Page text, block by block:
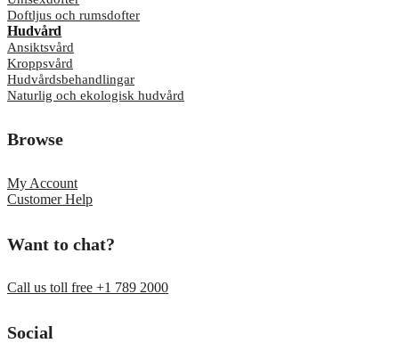
Doftljus och rumsdofter
Hudvård
Ansiktsvård
Kroppsvård
Hudvårdsbehandlingar
Naturlig och ekologisk hudvård
Browse
My Account
Customer Help
Want to chat?
Call us toll free +1 789 2000
Social